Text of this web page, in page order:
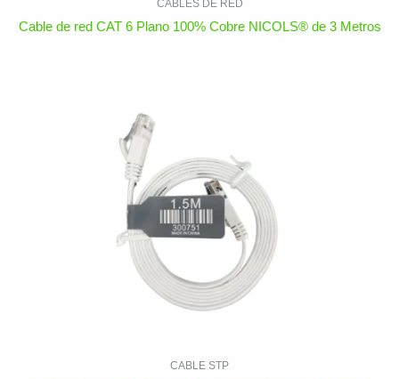
CABLES DE RED
Cable de red CAT 6 Plano 100% Cobre NICOLS® de 3 Metros
CABLE STP